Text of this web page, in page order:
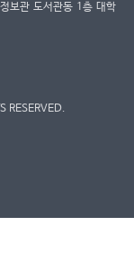
보관 도서관동 1층 대학
RESERVED.